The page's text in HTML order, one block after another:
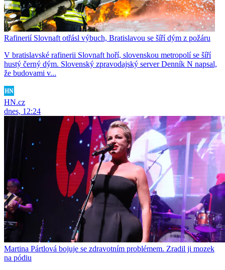
Rafinerií Slovnaft otřásl výbuch, Bratislavou se šíří dým z požáru
V bratislavské rafinerii Slovnaft hoří, slovenskou metropolí se šíří
hustý černý dým. Slovenský zpravodajský server Denník N napsal,
že budovami v...
HN.cz
dnes, 12:24
Martina Pártlová bojuje se zdravotním problémem. Zradil ji mozek
na pódiu